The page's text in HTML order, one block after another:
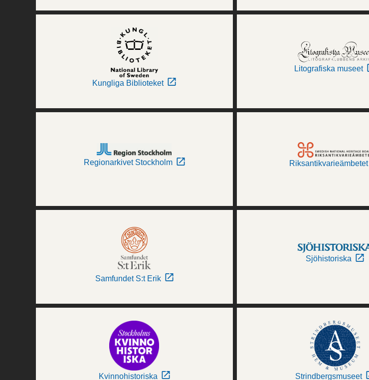
Kungliga Biblioteket
Litografiska museet
Regionarkivet Stockholm Riksantikvarieämbetet
Samfundet S:t Erik
Sjöhistoriska
Kvinnohistoriska Strindbergsmuseet